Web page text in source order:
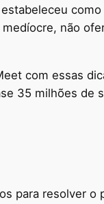
não
com essas
35 milhões
para resolver